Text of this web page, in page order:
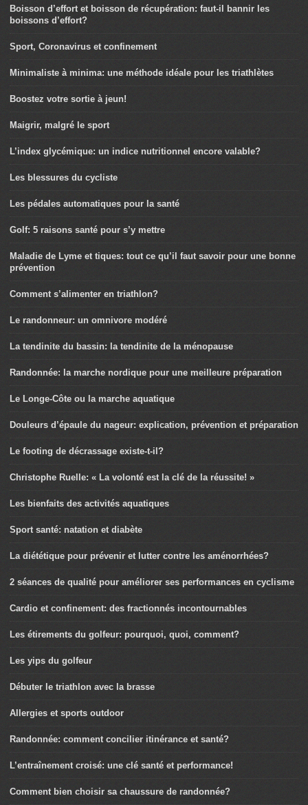
Boisson d’effort et boisson de récupération: faut-il bannir les
boissons d’effort?
Sport, Coronavirus et confinement
Minimaliste à minima: une méthode idéale pour les triathlètes
Boostez votre sortie à jeun!
Maigrir, malgré le sport
L’index glycémique: un indice nutritionnel encore valable?
Les blessures du cycliste
Les pédales automatiques pour la santé
Golf: 5 raisons santé pour s’y mettre
Maladie de Lyme et tiques: tout ce qu’il faut savoir pour une bonne
prévention
Comment s’alimenter en triathlon?
Le randonneur: un omnivore modéré
La tendinite du bassin: la tendinite de la ménopause
Randonnée: la marche nordique pour une meilleure préparation
Le Longe-Côte ou la marche aquatique
Douleurs d’épaule du nageur: explication, prévention et préparation
Le footing de décrassage existe-t-il?
Christophe Ruelle: « La volonté est la clé de la réussite! »
Les bienfaits des activités aquatiques
Sport santé: natation et diabète
La diététique pour prévenir et lutter contre les aménorrhées?
2 séances de qualité pour améliorer ses performances en cyclisme
Cardio et confinement: des fractionnés incontournables
Les étirements du golfeur: pourquoi, quoi, comment?
Les yips du golfeur
Débuter le triathlon avec la brasse
Allergies et sports outdoor
Randonnée: comment concilier itinérance et santé?
L’entraînement croisé: une clé santé et performance!
Comment bien choisir sa chaussure de randonnée?